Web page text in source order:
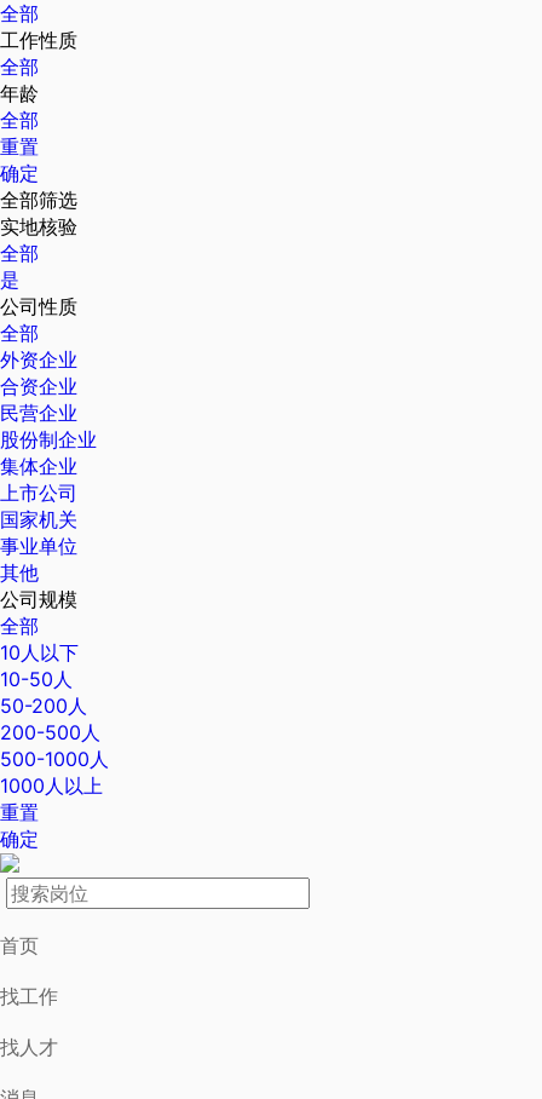
全部
工作性质
全部
年龄
全部
重置
确定
全部筛选
实地核验
全部
是
公司性质
全部
外资企业
合资企业
民营企业
股份制企业
集体企业
上市公司
国家机关
事业单位
其他
公司规模
全部
10人以下
10-50人
50-200人
200-500人
500-1000人
1000人以上
重置
确定
首页
找工作
找人才